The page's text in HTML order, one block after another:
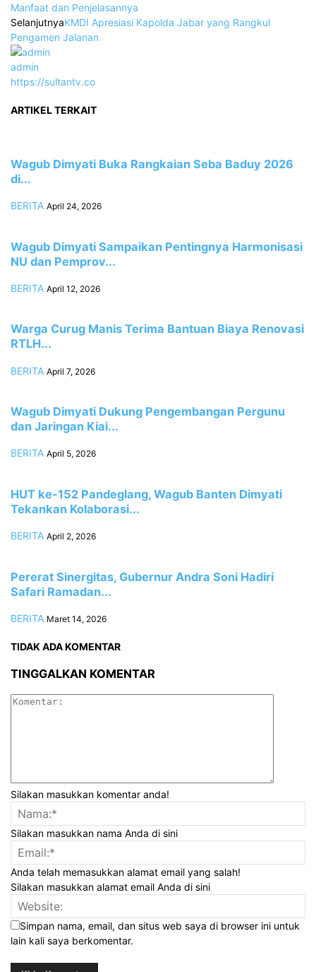
Manfaat dan Penjelasannya
SelanjutnyaKMDI Apresiasi Kapolda Jabar yang Rangkul
Pengamen Jalanan
admin
https://sultantv.co
ARTIKEL TERKAIT
Wagub Dimyati Buka Rangkaian Seba Baduy 2026
di...
BERITA April 24, 2026
Wagub Dimyati Sampaikan Pentingnya Harmonisasi
NU dan Pemprov...
BERITA April 12, 2026
Warga Curug Manis Terima Bantuan Biaya Renovasi
RTLH...
BERITA April 7, 2026
Wagub Dimyati Dukung Pengembangan Pergunu
dan Jaringan Kiai...
BERITA April 5, 2026
HUT ke-152 Pandeglang, Wagub Banten Dimyati
Tekankan Kolaborasi...
BERITA April 2, 2026
Pererat Sinergitas, Gubernur Andra Soni Hadiri
Safari Ramadan...
BERITA Maret 14, 2026
TIDAK ADA KOMENTAR
TINGGALKAN KOMENTAR
Silakan masukkan komentar anda!
Silakan masukkan nama Anda di sini
Anda telah memasukkan alamat email yang salah!
Silakan masukkan alamat email Anda di sini
Simpan nama, email, dan situs web saya di browser ini untuk
lain kali saya berkomentar.